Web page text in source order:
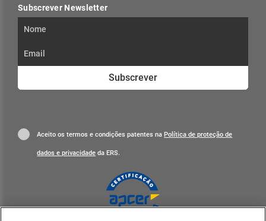
Subscrever Newsletter
Subscrever
Aceito os termos e condições patentes naPolítica de proteção de
dados e privacidade da ERS.